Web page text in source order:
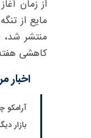
کاهشی
اخبار
آرامکو
بازار